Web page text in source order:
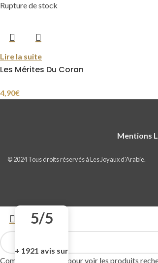
Rupture de stock
Lire la suite
Les Mérites Du Coran
4,90€
Mentions
© 2024 Tous droits réservés à Les Joyaux d'Arabie.
Commencer à saisir pour voir les produits
5/5
+ 1921 avis sur